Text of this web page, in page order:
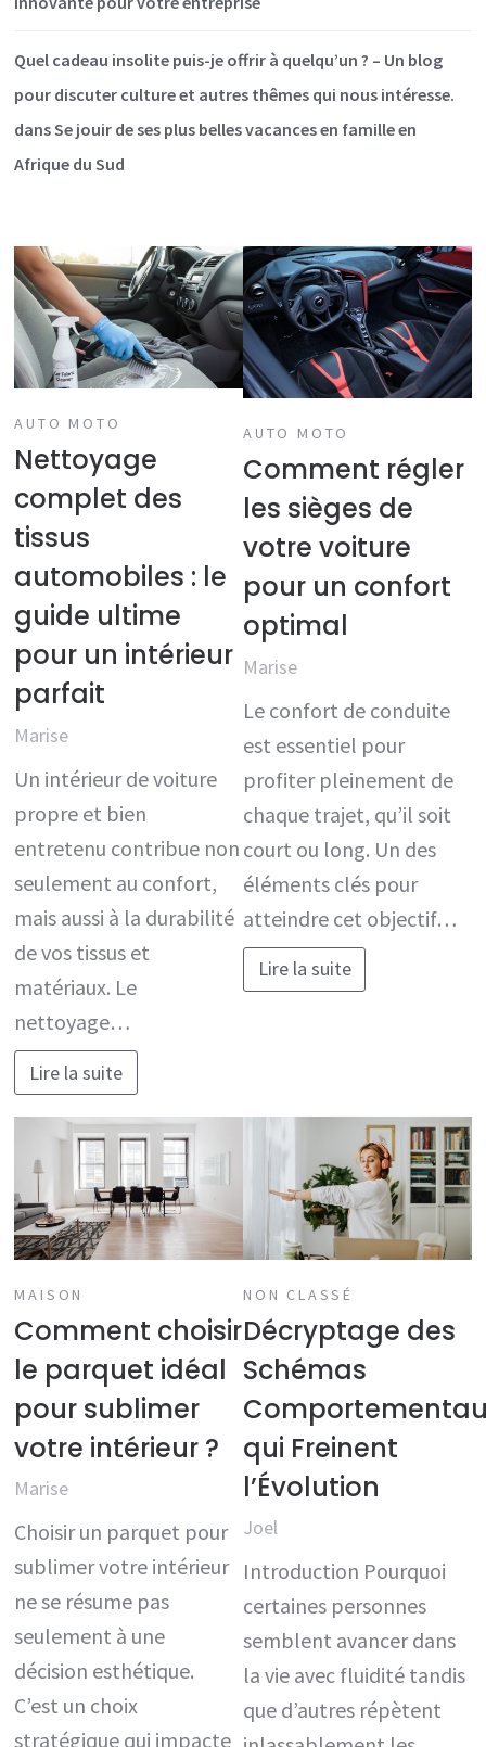
Quel cadeau insolite puis-je offrir à quelqu’un ? – Un blog
pour discuter culture et autres thêmes qui nous intéresse.
dansSe jouir de ses plus belles vacances en famille en
Afrique du Sud
AUTO MOTO
Nettoyage
complet des
tissus
automobiles : le
guide ultime
pour un intérieur
parfait
Marise
Un intérieur de voiture
propre et bien
entretenu contribue non
seulement au confort,
mais aussi à la durabilité
de vos tissus et
matériaux. Le
nettoyage…
Lire la suite
AUTO MOTO
Comment régler
les sièges de
votre voiture
pour un confort
optimal
Marise
Le confort de conduite
est essentiel pour
profiter pleinement de
chaque trajet, qu’il soit
court ou long. Un des
éléments clés pour
atteindre cet objectif…
Lire la suite
MAISON
Comment choisir
le parquet idéal
pour sublimer
votre intérieur ?
Marise
Choisir un parquet pour
sublimer votre intérieur
ne se résume pas
seulement à une
décision esthétique.
C’est un choix
stratégique qui impacte
NON CLASSÉ
Décryptage des
Schémas
qui Freinent
l’Évolution
Joel
Introduction Pourquoi
certaines personnes
semblent avancer dans
la vie avec fluidité tandis
que d’autres répètent